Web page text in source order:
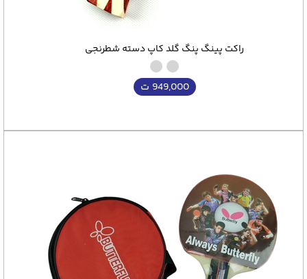
راکت پینگ پنگ گلد کاپ دسته شطرنجی
949,000 ت